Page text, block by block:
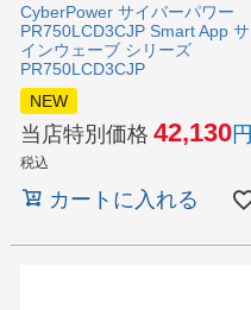
CyberPower サイバーパワー
PR750LCD3CJP Smart App サ
インウェーブ シリーズ
PR750LCD3CJP
NEW
当店特別価格 42,130
税込
カートに入れる